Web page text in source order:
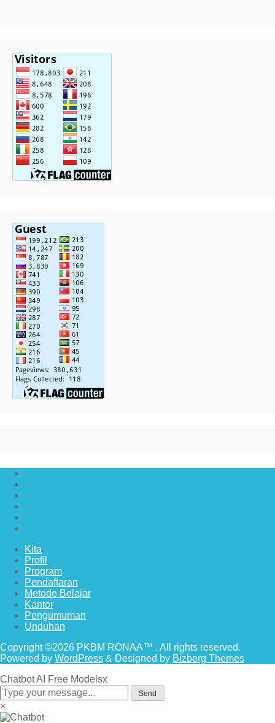
Kita
Profil
Program
Pendaftaran
Metode Belajar
Kantor
Pengumuman
Unduhan
Copyright ©2026 PKBM RONAA™ . All rights reserved.
Powered by WordPress & Designed by Bizberg Themes
Chatbot AI Free Modelsx
Send
×